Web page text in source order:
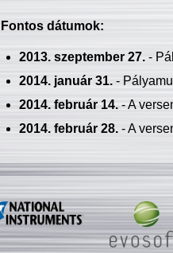
Fontos dátumok:
2013. szeptember 27.-
2014. január 31.-
2014. február 14.- A
2014. február 28.- A